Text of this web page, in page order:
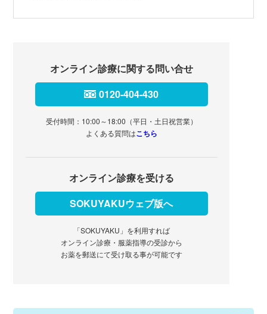
オンライン診療に関する問い合せ
0120-404-430
受付時間：10:00～18:00（平日・土日祝営業）
よくある質問はこちら
オンライン診療を受ける
SOKUYAKUウェブ版へ
「SOKUYAKU」を利用すれば
オンライン診療・服薬指導の受診から
お薬を郵送にて受け取る事が可能です